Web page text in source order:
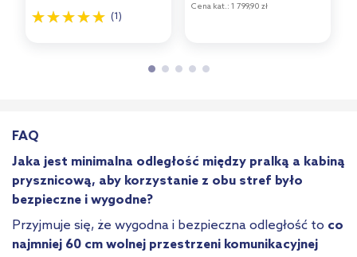
(1)
Cena kat.: 1 799,90 zł
FAQ
Jaka jest minimalna odległość między pralką a kabiną
prysznicową, aby korzystanie z obu stref było
bezpieczne i wygodne?
Przyjmuje się, że wygodna i bezpieczna odległość to co
najmniej 60 cm wolnej przestrzeni komunikacyjnej